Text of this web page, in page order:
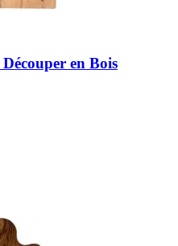
en Bois